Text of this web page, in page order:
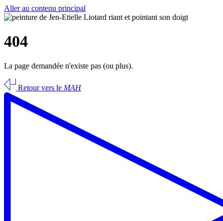
Aller au contenu principal
404
La page demandée n'existe pas (ou plus).
Retour vers le MAH